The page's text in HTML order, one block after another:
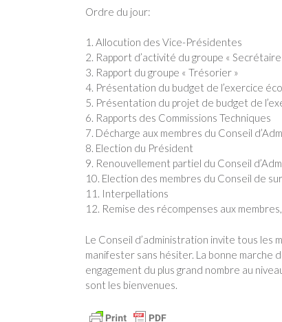
Ordre du jour:
1. Allocution des Vice-Présidentes
2. Rapport d’activité du groupe «
3. Rapport du groupe « Trésorier »
4. Présentation du budget de l’exercice
5. Présentation du projet de budget de
6. Rapports des Commissions Techniques
7. Décharge aux membres du Conseil
8. Election du Président
9. Renouvellement partiel du Conseil
10. Election des membres du Conseil de
11. Interpellations
12. Remise des récompenses aux
Le Conseil d’administration invite tous les
manifester sans hésiter. La bonne marche
engagement du plus grand nombre au
sont les bienvenues.